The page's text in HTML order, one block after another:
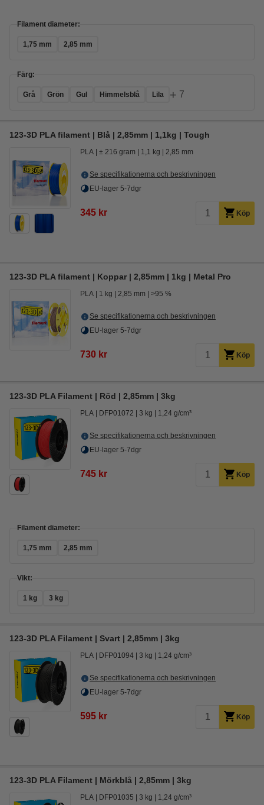
Filament diameter:
1,75 mm 2,85 mm
Färg:
Grå Grön Gul Himmelsblå Lila + 7
123-3D PLA filament | Blå | 2,85mm | 1,1kg | Tough
PLA ± 216 gram 1,1 kg 2,85 mm
Se specifikationerna och beskrivningen
EU-lager 5-7dgr
345 kr Köp
123-3D PLA filament | Koppar | 2,85mm | 1kg | Metal Pro
PLA 1 kg 2,85 mm >95 %
Se specifikationerna och beskrivningen
EU-lager 5-7dgr
730 kr Köp
123-3D PLA Filament | Röd | 2,85mm | 3kg
PLA DFP01072 3 kg 1,24 g/cm³
Se specifikationerna och beskrivningen
EU-lager 5-7dgr
745 kr Köp
Filament diameter:
1,75 mm 2,85 mm
Vikt:
1 kg 3 kg
123-3D PLA Filament | Svart | 2,85mm | 3kg
PLA DFP01094 3 kg 1,24 g/cm³
Se specifikationerna och beskrivningen
EU-lager 5-7dgr
595 kr Köp
123-3D PLA Filament | Mörkblå | 2,85mm | 3kg
PLA DFP01035 3 kg 1,24 g/cm³